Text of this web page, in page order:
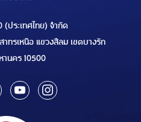
ประเทศไทย) จำกัด
ทรเหนือ แขวงสีลม เขตบางรัก
นคร 10500